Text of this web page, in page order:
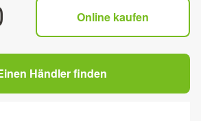
Online kaufen
Händler finden